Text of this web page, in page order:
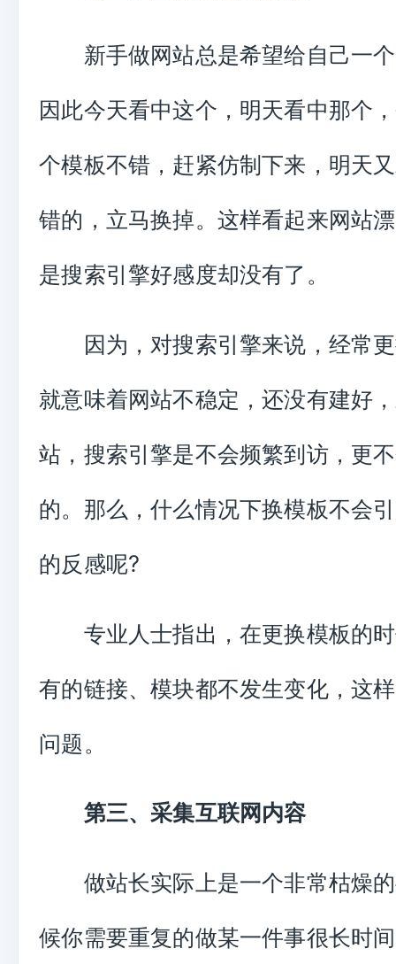
新手做网站总是希望给自己一
因此今天看中这个，明天看中那个
个模板不错，赶紧仿制下来，明天
错的，立马换掉。这样看起来网站
是搜索引擎好感度却没有了。
因为，对搜索引擎来说，经常更
就意味着网站不稳定，还没有建好
站，搜索引擎是不会频繁到访，更
的。那么，什么情况下换模板不会
的反感呢?
专业人士指出，在更换模板的时
有的链接、模块都不发生变化，这
问题。
第三、采集互联网内容
做站长实际上是一个非常枯燥的
候你需要重复的做某一件事很长时